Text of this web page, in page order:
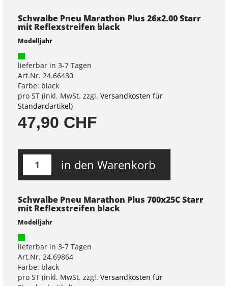
Schwalbe Pneu Marathon Plus 26x2.00 Starr
mit Reflexstreifen black
Modelljahr
lieferbar in 3-7 Tagen
Art.Nr. 24.66430
Farbe: black
pro ST (inkl. MwSt. zzgl. Versandkosten für
Standardartikel)
47,90 CHF
in den Warenkorb
Schwalbe Pneu Marathon Plus 700x25C Starr
mit Reflexstreifen black
Modelljahr
lieferbar in 3-7 Tagen
Art.Nr. 24.69864
Farbe: black
pro ST (inkl. MwSt. zzgl. Versandkosten für